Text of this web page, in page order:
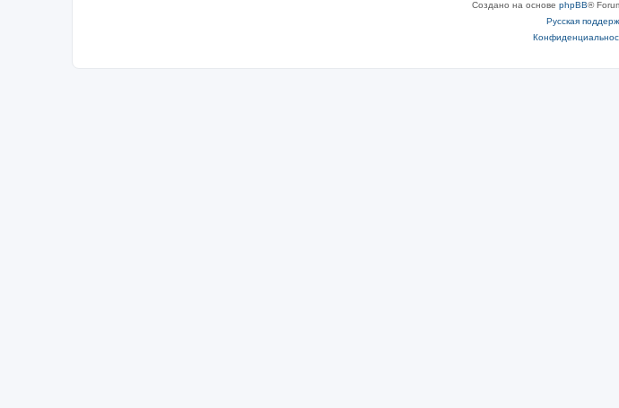
Создано на основе phpBB®
Русская